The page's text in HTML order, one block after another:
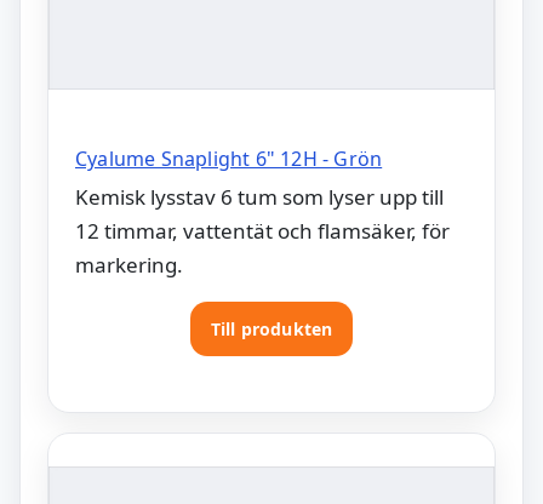
Cyalume Snaplight 6" 12H - Grön
Kemisk lysstav 6 tum som lyser upp till
12 timmar, vattentät och flamsäker, för
markering.
Till produkten